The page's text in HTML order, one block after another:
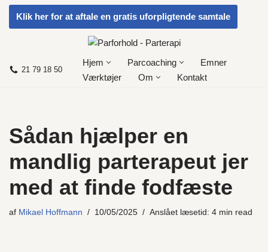
Spring
Klik her for at aftale en gratis uforpligtende samtale
21 79 18 50
Hjem Parcoaching
Emner
Værktøjer
Om Kontakt
Sådan hjælper en
mandlig parterapeut jer
med at finde fodfæste
af Mikael Hoffmann 10/05/2025 Anslået læsetid: 4 min read